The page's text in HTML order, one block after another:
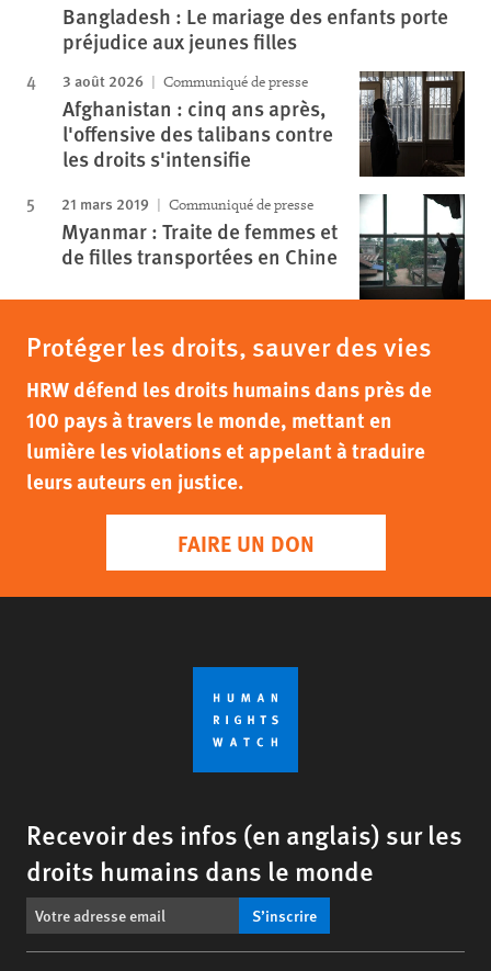
Bangladesh : Le mariage des enfants porte
préjudice aux jeunes filles
3 août 2026 Communiqué de presse
Afghanistan : cinq ans après,
l'offensive des talibans contre
les droits s'intensifie
21 mars 2019 Communiqué de presse
Myanmar : Traite de femmes et
de filles transportées en Chine
Protéger les droits, sauver des vies
HRW défend les droits humains dans près de
100 pays à travers le monde, mettant en
lumière les violations et appelant à traduire
leurs auteurs en justice.
FAIRE UN DON
Recevoir des infos (en anglais) sur les
droits humains dans le monde
S’inscrire